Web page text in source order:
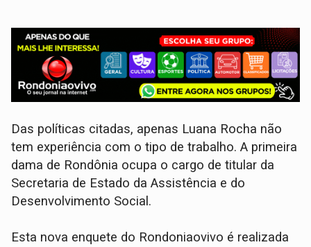
Das políticas citadas, apenas Luana Rocha não
tem experiência com o tipo de trabalho. A primeira
dama de Rondônia ocupa o cargo de titular da
Secretaria de Estado da Assistência e do
Desenvolvimento Social.
Esta nova enquete do Rondoniaovivo é realizada